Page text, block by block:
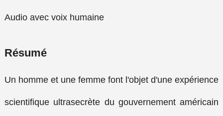
Audio avec voix humaine
Résumé
Un homme et une femme font l'objet d'une expérience
scientifique ultrasecrète du gouvernement américain